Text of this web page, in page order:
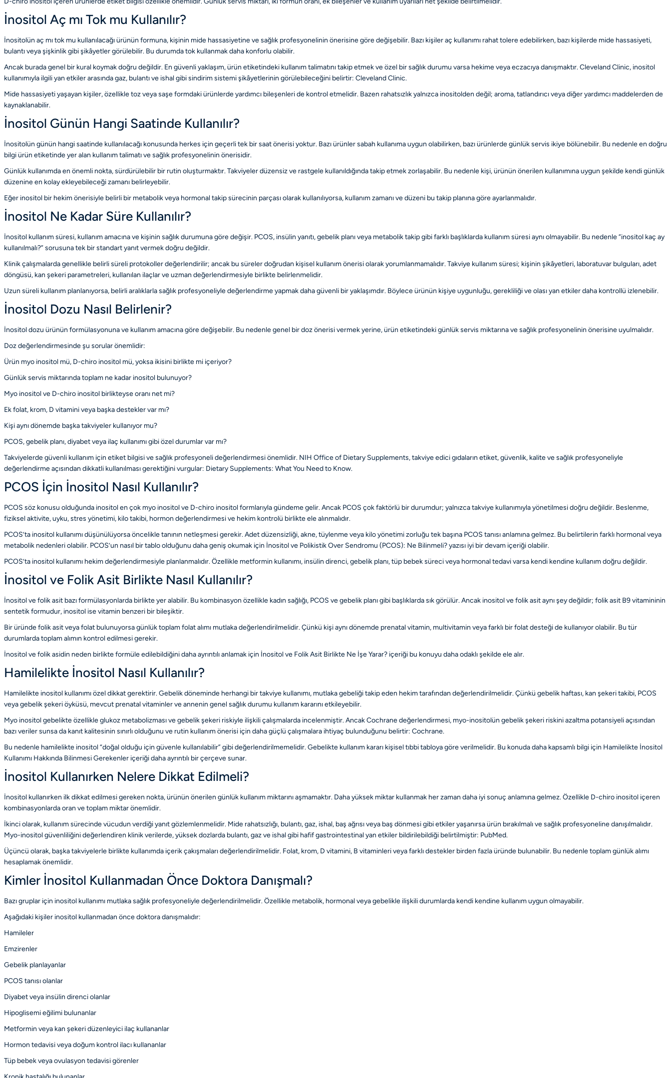
İnositol Aç mı Tok mu Kullanılır?
İnositolün aç mı tok mu kullanılacağı ürünün formuna, kişinin mide hassasiyetine ve sağlık profesyonelinin önerisine göre değişebilir. Bazı kişiler aç kullanımı rahat tolere edebilirken, bazı kişilerde mide hassasiyeti,
bulantı veya şişkinlik gibi şikâyetler görülebilir. Bu durumda tok kullanmak daha konforlu olabilir.
Ancak burada genel bir kural koymak doğru değildir. En güvenli yaklaşım, ürün etiketindeki kullanım talimatını takip etmek ve özel bir sağlık durumu varsa hekime veya eczacıya danışmaktır. Cleveland Clinic, inositol
kullanımıyla ilgili yan etkiler arasında gaz, bulantı ve ishal gibi sindirim sistemi şikâyetlerinin görülebileceğini belirtir: Cleveland Clinic.
Mide hassasiyeti yaşayan kişiler, özellikle toz veya saşe formdaki ürünlerde yardımcı bileşenleri de kontrol etmelidir. Bazen rahatsızlık yalnızca inositolden değil; aroma, tatlandırıcı veya diğer yardımcı maddelerden de
kaynaklanabilir.
İnositol Günün Hangi Saatinde Kullanılır?
İnositolün günün hangi saatinde kullanılacağı konusunda herkes için geçerli tek bir saat önerisi yoktur. Bazı ürünler sabah kullanıma uygun olabilirken, bazı ürünlerde günlük servis ikiye bölünebilir. Bu nedenle en doğru
bilgi ürün etiketinde yer alan kullanım talimatı ve sağlık profesyonelinin önerisidir.
Günlük kullanımda en önemli nokta, sürdürülebilir bir rutin oluşturmaktır. Takviyeler düzensiz ve rastgele kullanıldığında takip etmek zorlaşabilir. Bu nedenle kişi, ürünün önerilen kullanımına uygun şekilde kendi günlük
düzenine en kolay ekleyebileceği zamanı belirleyebilir.
Eğer inositol bir hekim önerisiyle belirli bir metabolik veya hormonal takip sürecinin parçası olarak kullanılıyorsa, kullanım zamanı ve düzeni bu takip planına göre ayarlanmalıdır.
İnositol Ne Kadar Süre Kullanılır?
İnositol kullanım süresi, kullanım amacına ve kişinin sağlık durumuna göre değişir. PCOS, insülin yanıtı, gebelik planı veya metabolik takip gibi farklı başlıklarda kullanım süresi aynı olmayabilir. Bu nedenle “inositol kaç ay
kullanılmalı?” sorusuna tek bir standart yanıt vermek doğru değildir.
Klinik çalışmalarda genellikle belirli süreli protokoller değerlendirilir; ancak bu süreler doğrudan kişisel kullanım önerisi olarak yorumlanmamalıdır. Takviye kullanım süresi; kişinin şikâyetleri, laboratuvar bulguları, adet
döngüsü, kan şekeri parametreleri, kullanılan ilaçlar ve uzman değerlendirmesiyle birlikte belirlenmelidir.
Uzun süreli kullanım planlanıyorsa, belirli aralıklarla sağlık profesyoneliyle değerlendirme yapmak daha güvenli bir yaklaşımdır. Böylece ürünün kişiye uygunluğu, gerekliliği ve olası yan etkiler daha kontrollü izlenebilir.
İnositol Dozu Nasıl Belirlenir?
İnositol dozu ürünün formülasyonuna ve kullanım amacına göre değişebilir. Bu nedenle genel bir doz önerisi vermek yerine, ürün etiketindeki günlük servis miktarına ve sağlık profesyonelinin önerisine uyulmalıdır.
Doz değerlendirmesinde şu sorular önemlidir:
Ürün myo inositol mü, D-chiro inositol mü, yoksa ikisini birlikte mi içeriyor?
Günlük servis miktarında toplam ne kadar inositol bulunuyor?
Myo inositol ve D-chiro inositol birlikteyse oranı net mi?
Ek folat, krom, D vitamini veya başka destekler var mı?
Kişi aynı dönemde başka takviyeler kullanıyor mu?
PCOS, gebelik planı, diyabet veya ilaç kullanımı gibi özel durumlar var mı?
Takviyelerde güvenli kullanım için etiket bilgisi ve sağlık profesyoneli değerlendirmesi önemlidir. NIH Office of Dietary Supplements, takviye edici gıdaların etiket, güvenlik, kalite ve sağlık profesyoneliyle
değerlendirme açısından dikkatli kullanılması gerektiğini vurgular: Dietary Supplements: What You Need to Know.
PCOS İçin İnositol Nasıl Kullanılır?
PCOS söz konusu olduğunda inositol en çok myo inositol ve D-chiro inositol formlarıyla gündeme gelir. Ancak PCOS çok faktörlü bir durumdur; yalnızca takviye kullanımıyla yönetilmesi doğru değildir. Beslenme,
fiziksel aktivite, uyku, stres yönetimi, kilo takibi, hormon değerlendirmesi ve hekim kontrolü birlikte ele alınmalıdır.
PCOS’ta inositol kullanımı düşünülüyorsa öncelikle tanının netleşmesi gerekir. Adet düzensizliği, akne, tüylenme veya kilo yönetimi zorluğu tek başına PCOS tanısı anlamına gelmez. Bu belirtilerin farklı hormonal veya
metabolik nedenleri olabilir. PCOS’un nasıl bir tablo olduğunu daha geniş okumak için İnositol ve Polikistik Over Sendromu (PCOS): Ne Bilinmeli?yazısı iyi bir devam içeriği olabilir.
PCOS’ta inositol kullanımı hekim değerlendirmesiyle planlanmalıdır. Özellikle metformin kullanımı, insülin direnci, gebelik planı, tüp bebek süreci veya hormonal tedavi varsa kendi kendine kullanım doğru değildir.
İnositol ve Folik Asit Birlikte Nasıl Kullanılır?
İnositol ve folik asit bazı formülasyonlarda birlikte yer alabilir. Bu kombinasyon özellikle kadın sağlığı, PCOS ve gebelik planı gibi başlıklarda sık görülür. Ancak inositol ve folik asit aynı şey değildir; folik asit B9 vitamininin
sentetik formudur, inositol ise vitamin benzeri bir bileşiktir.
Bir üründe folik asit veya folat bulunuyorsa günlük toplam folat alımı mutlaka değerlendirilmelidir. Çünkü kişi aynı dönemde prenatal vitamin, multivitamin veya farklı bir folat desteği de kullanıyor olabilir. Bu tür
durumlarda toplam alımın kontrol edilmesi gerekir.
İnositol ve folik asidin neden birlikte formüle edilebildiğini daha ayrıntılı anlamak için İnositol ve Folik Asit Birlikte Ne İşe Yarar? içeriği bu konuyu daha odaklı şekilde ele alır.
Hamilelikte İnositol Nasıl Kullanılır?
Hamilelikte inositol kullanımı özel dikkat gerektirir. Gebelik döneminde herhangi bir takviye kullanımı, mutlaka gebeliği takip eden hekim tarafından değerlendirilmelidir. Çünkü gebelik haftası, kan şekeri takibi, PCOS
veya gebelik şekeri öyküsü, mevcut prenatal vitaminler ve annenin genel sağlık durumu kullanım kararını etkileyebilir.
Myo inositol gebelikte özellikle glukoz metabolizması ve gebelik şekeri riskiyle ilişkili çalışmalarda incelenmiştir. Ancak Cochrane değerlendirmesi, myo-inositolün gebelik şekeri riskini azaltma potansiyeli açısından
bazı veriler sunsa da kanıt kalitesinin sınırlı olduğunu ve rutin kullanım önerisi için daha güçlü çalışmalara ihtiyaç bulunduğunu belirtir: Cochrane.
Bu nedenle hamilelikte inositol “doğal olduğu için güvenle kullanılabilir” gibi değerlendirilmemelidir. Gebelikte kullanım kararı kişisel tıbbi tabloya göre verilmelidir. Bu konuda daha kapsamlı bilgi için Hamilelikte İnositol
Kullanımı Hakkında Bilinmesi Gerekenler içeriği daha ayrıntılı bir çerçeve sunar.
İnositol Kullanırken Nelere Dikkat Edilmeli?
İnositol kullanırken ilk dikkat edilmesi gereken nokta, ürünün önerilen günlük kullanım miktarını aşmamaktır. Daha yüksek miktar kullanmak her zaman daha iyi sonuç anlamına gelmez. Özellikle D-chiro inositol içeren
kombinasyonlarda oran ve toplam miktar önemlidir.
İkinci olarak, kullanım sürecinde vücudun verdiği yanıt gözlemlenmelidir. Mide rahatsızlığı, bulantı, gaz, ishal, baş ağrısı veya baş dönmesi gibi etkiler yaşanırsa ürün bırakılmalı ve sağlık profesyoneline danışılmalıdır.
Myo-inositol güvenliliğini değerlendiren klinik verilerde, yüksek dozlarda bulantı, gaz ve ishal gibi hafif gastrointestinal yan etkiler bildirilebildiği belirtilmiştir: PubMed.
Üçüncü olarak, başka takviyelerle birlikte kullanımda içerik çakışmaları değerlendirilmelidir. Folat, krom, D vitamini, B vitaminleri veya farklı destekler birden fazla üründe bulunabilir. Bu nedenle toplam günlük alımı
hesaplamak önemlidir.
Kimler İnositol Kullanmadan Önce Doktora Danışmalı?
Bazı gruplar için inositol kullanımı mutlaka sağlık profesyoneliyle değerlendirilmelidir. Özellikle metabolik, hormonal veya gebelikle ilişkili durumlarda kendi kendine kullanım uygun olmayabilir.
Aşağıdaki kişiler inositol kullanmadan önce doktora danışmalıdır:
Hamileler
Emzirenler
Gebelik planlayanlar
PCOS tanısı olanlar
Diyabet veya insülin direnci olanlar
Hipoglisemi eğilimi bulunanlar
Metformin veya kan şekeri düzenleyici ilaç kullananlar
Hormon tedavisi veya doğum kontrol ilacı kullananlar
Tüp bebek veya ovulasyon tedavisi görenler